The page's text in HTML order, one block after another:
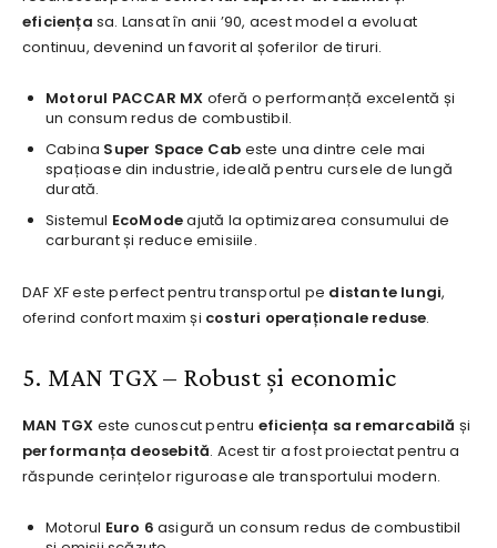
eficiența sa. Lansat în anii ’90, acest model a evoluat
continuu, devenind un favorit al șoferilor de tiruri.
Motorul PACCAR MX oferă o performanță excelentă și
un consum redus de combustibil.
Cabina Super Space Cab este una dintre cele mai
spațioase din industrie, ideală pentru cursele de lungă
durată.
Sistemul EcoModeajută la optimizarea consumului de
carburant și reduce emisiile.
DAF XF este perfect pentru transportul pe distante lungi,
oferind confort maxim și costuri operaționale reduse.
5. MAN TGX – Robust și economic
MAN TGX este cunoscut pentru eficiența sa remarcabilă și
performanța deosebită. Acest tir a fost proiectat pentru a
răspunde cerințelor riguroase ale transportului modern.
Motorul Euro 6 asigură un consum redus de combustibil